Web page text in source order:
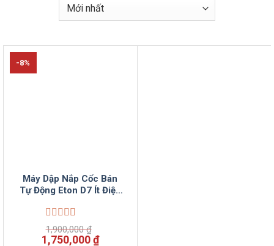
-8%
Máy Dập Nắp Cốc Bán
Tự Động Eton D7 Ít Điện
VinSun
Được
xếp
1,900,000₫
Giá
1,750,000₫Giá